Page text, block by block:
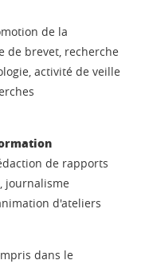
de la
de brevet, recherche
activité de veille
de rapports
journalisme
d'ateliers
dans le